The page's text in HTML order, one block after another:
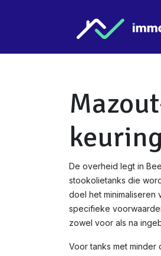
De overheid legt in
stookolietanks die
doel het minimaliseren
specifieke
zowel voor als na
Voor tanks met